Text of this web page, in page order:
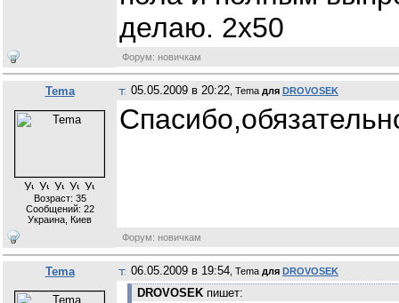
делаю. 2х50
Форум: новичкам
Tema 05.05.2009 в 20:22 , Tema для DROVOSEK
Возраст: 35
Сообщений: 22
Украина, Киев
Форум: новичкам
Tema 06.05.2009 в 19:54, Tema для DROVOSEK
DROVOSEKпишет: